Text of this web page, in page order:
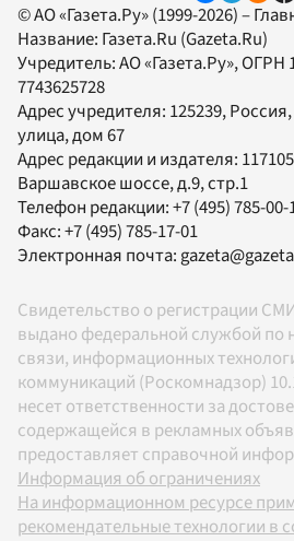
© АО «Газета.Ру» (1999-2026) –
Название: Газета.Ru (Gazeta.Ru)
Учредитель:АО «Газета.Ру», ОГРН
7743625728
Адрес учредителя: 125239,
улица, дом 67
Адрес редакции и издателя: 117105
Варшавское шоссе, д.9, стр.1
Телефон редакции:+7 (495) 785-00-
Факс:+7 (495) 785-17-01
Электронная почта:
Свидетельство о регистрации
выдано федеральной службой по
связи, информационных
коммуникаций (Роскомнадзор)
несет ответственности за
содержащейся в рекламных
предоставляет справочной
Информация об ограничениях
На информационном ресурсе
рекомендательные технологии в